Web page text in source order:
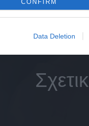
CONFIRM
Data Deletion